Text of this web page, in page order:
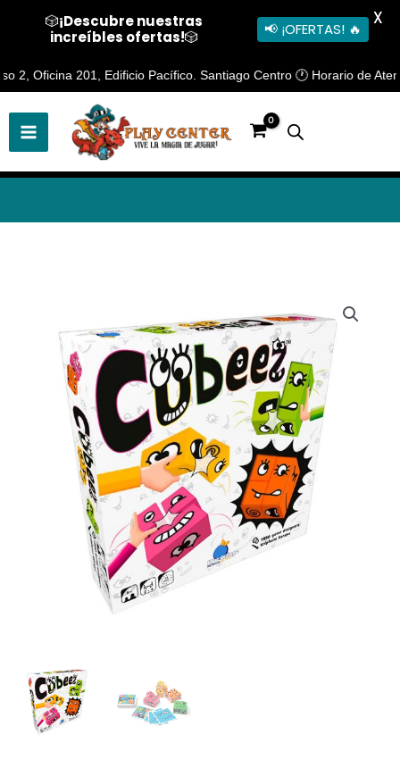
Oficina 201, Edificio Pacífico. Santiago Centro 🕐 Horario de
al
contenido
🎲¡Descubre nuestras
increíbles ofertas!🎲 📢 ¡OFERTAS! 🔥
X